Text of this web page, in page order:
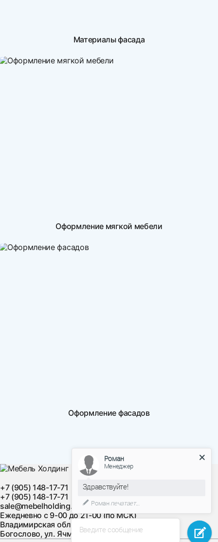
Материалы фасада
Оформление мягкой мебели
Оформление фасадов
+7 (905) 148-17-71
+7 (905) 148-17-71
sale@mebelholding.ru
Ежедневно с 9-00 до 21-00 (по МСК)
Владимирская область, Суздальский район, с.
Богослово, ул. Ячменная, д. 10
Введите сообщение
Роман
Менеджер
Здравствуйте!
Романпечатает...